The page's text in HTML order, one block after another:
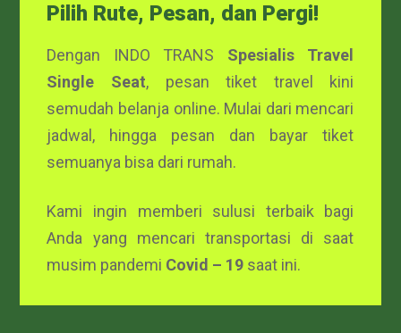
Pilih Rute, Pesan, dan Pergi!
Dengan INDO TRANS Spesialis Travel
Single Seat, pesan tiket travel kini
semudah belanja online. Mulai dari mencari
jadwal, hingga pesan dan bayar tiket
semuanya bisa dari rumah.
Kami ingin memberi sulusi terbaik bagi
Anda yang mencari transportasi di saat
musim pandemi Covid – 19 saat ini.